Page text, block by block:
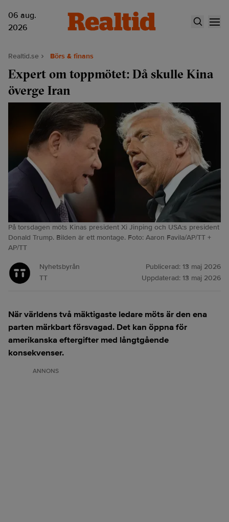
06 aug.
2026
Realtid.se Börs & finans
Expert om toppmötet: Då skulle Kina
överge Iran
På torsdagen möts Kinas president Xi Jinping och USA:s president
Donald Trump. Bilden är ett montage. Foto: Aaron Favila/AP/TT +
AP/TT
Nyhetsbyrån
TT
Publicerad: 13 maj 2026
Uppdaterad: 13 maj 2026
När världens två mäktigaste ledare möts är den ena
parten märkbart försvagad. Det kan öppna för
amerikanska eftergifter med långtgående
konsekvenser.
ANNONS